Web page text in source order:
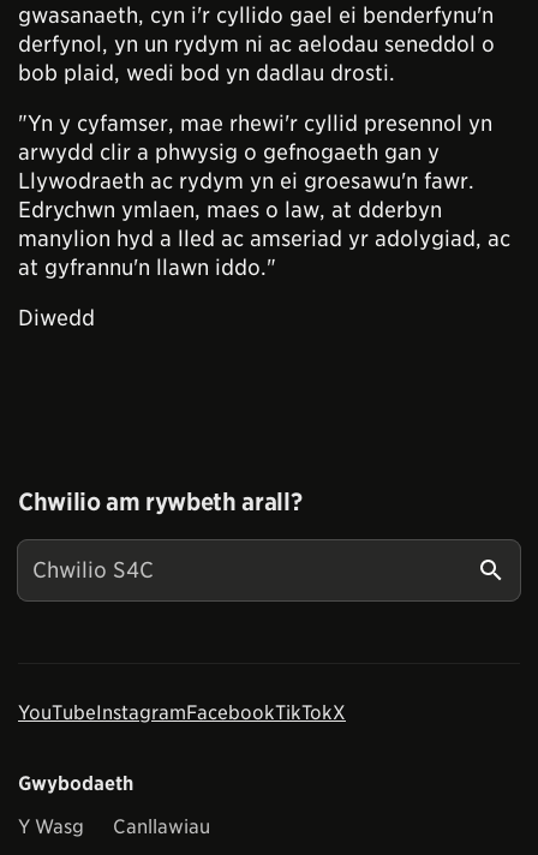
gwasanaeth, cyn i'r cyllido gael ei benderfynu'n
derfynol, yn un rydym ni ac aelodau seneddol o
bob plaid, wedi bod yn dadlau drosti.
"Yn y cyfamser, mae rhewi'r cyllid presennol yn
arwydd clir a phwysig o gefnogaeth gan y
Llywodraeth ac rydym yn ei groesawu'n fawr.
Edrychwn ymlaen, maes o law, at dderbyn
manylion hyd a lled ac amseriad yr adolygiad, ac
at gyfrannu'n llawn iddo."
Diwedd
Chwilio am rywbeth arall?
YouTubeInstagramFacebookTikTokX
Gwybodaeth
Y Wasg
Canllawiau